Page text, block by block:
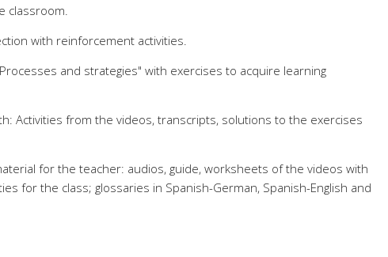
classroom.
with reinforcement activities.
and strategies" with exercises to acquire learning
Activities from the videos, transcripts, solutions to the exercises
for the teacher: audios, guide, worksheets of the videos with
for the class; glossaries in Spanish-German, Spanish-English and